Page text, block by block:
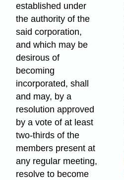
established under
the authority of the
said corporation,
and which may be
desirous of
becoming
incorporated, shall
and may, by a
resolution approved
by a vote of at least
two-thirds of the
members present at
any regular meeting,
resolve to become